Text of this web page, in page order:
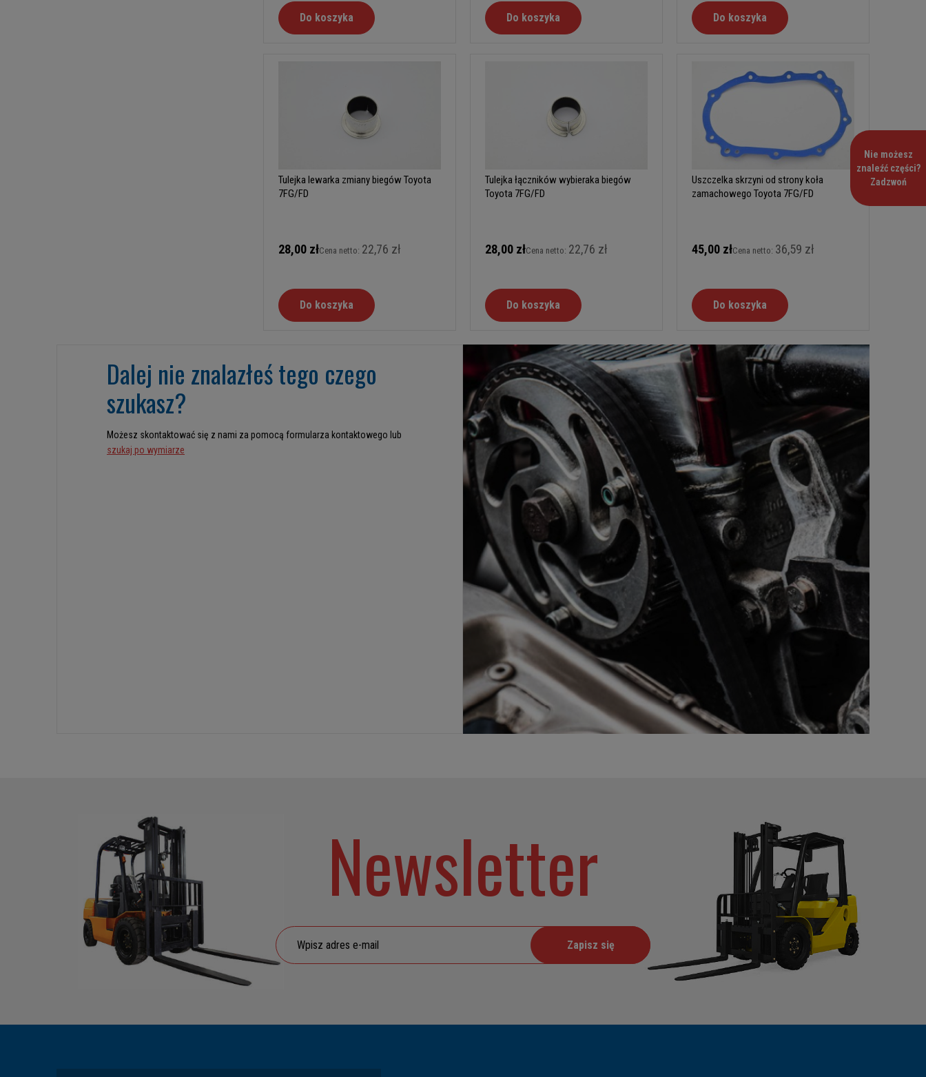
Do koszyka Do koszyka Do koszyka
Tulejka lewarka zmiany biegów Toyota
7FG/FD
28,00 złCena netto: 22,76 zł
Do koszyka
Tulejka łączników wybieraka biegów
Toyota 7FG/FD
28,00 złCena netto: 22,76 zł
Do koszyka
Uszczelka skrzyni od strony koła
zamachowego Toyota 7FG/FD
45,00 złCena netto: 36,59 zł
Do koszyka
Dalej nie znalazłeś tego czego
szukasz?
Możesz skontaktować się z nami za pomocą formularza kontaktowego lub
szukaj po wymiarze
Newsletter
Zapisz się
Nie możesz
znaleźć części?
Zadzwoń